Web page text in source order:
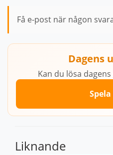
Få e-post när någon
Dagens
Kan du lösa
Liknande